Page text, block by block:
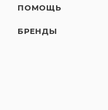
ПОМОЩЬ
БРЕНДЫ